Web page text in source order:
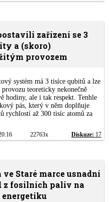
zařízení se 3
a (skoro)
provozem
systém má 3 tisíce qubitů a lze
teoreticky nekonečně
hodiny, ale i tak respekt. Tenhle
pás, který v něm doplňuje
rychlostí až 300 tisíc atomů za
22763x Diskuze: 17
Staré marce usnadní
z fosilních paliv na
energetiku